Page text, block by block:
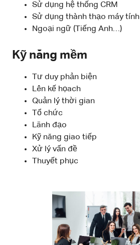
Sử dụng hệ thống CRM
Sử dụng thành thạo máy tính
Ngoại ngữ (Tiếng Anh…)
Kỹ năng mềm
Tư duy phản biện
Lên kế họach
Quản lý thời gian
Tổ chức
Lãnh đạo
Kỹ năng giao tiếp
Xử lý vấn đề
Thuyết phục